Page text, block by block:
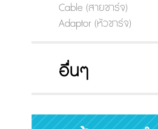
Cable (สายชาร์จ)
Adaptor (หัวชาร์จ)
อื่นๆ